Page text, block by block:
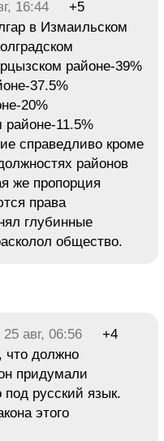
16:44
+5
в Измаильском
районе-39%
37.5%
20%
районе-11.5%
справедливо кроме
районов
же пропорция
права
глубинные
общество.
25 авг, 06:56
+4
что должно
придумали
русский язык.
этого